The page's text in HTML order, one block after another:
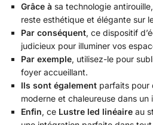
Grâce à sa technologie
reste esthétique et élégante sur
Par conséquent, ce dispositif
judicieux pour illuminer vos
Par exemple, utilisez-le pour
foyer accueillant.
Ils sont également parfaits pour
moderne et chaleureuse dans un
Enfin, ce Lustre led linéaire au